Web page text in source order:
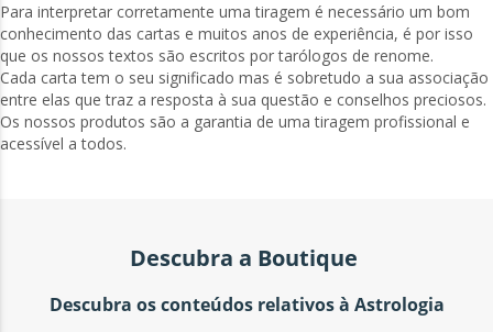
Para interpretar corretamente uma tiragem é necessário um bom
conhecimento das cartas e muitos anos de experiência, é por isso
que os nossos textos são escritos por tarólogos de renome.
Cada carta tem o seu significado mas é sobretudo a sua associação
entre elas que traz a resposta à sua questão e conselhos preciosos.
Os nossos produtos são a garantia de uma tiragem profissional e
acessível a todos.
Descubra a Boutique
Descubra os conteúdos relativos à Astrologia